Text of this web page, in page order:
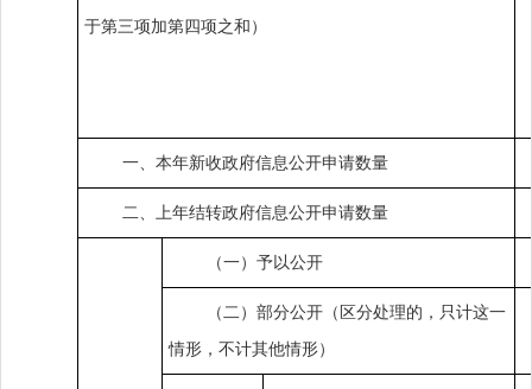
于第三项加第四项之和）
一、本年新收政府信息公开申请数量
二、上年结转政府信息公开申请数量
（一）予以公开
（二）部分公开（区分处理的，只计这一
情形，不计其他情形）